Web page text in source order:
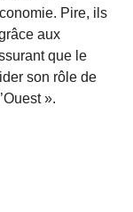
Pire, ils
aux
que le
son rôle de
».